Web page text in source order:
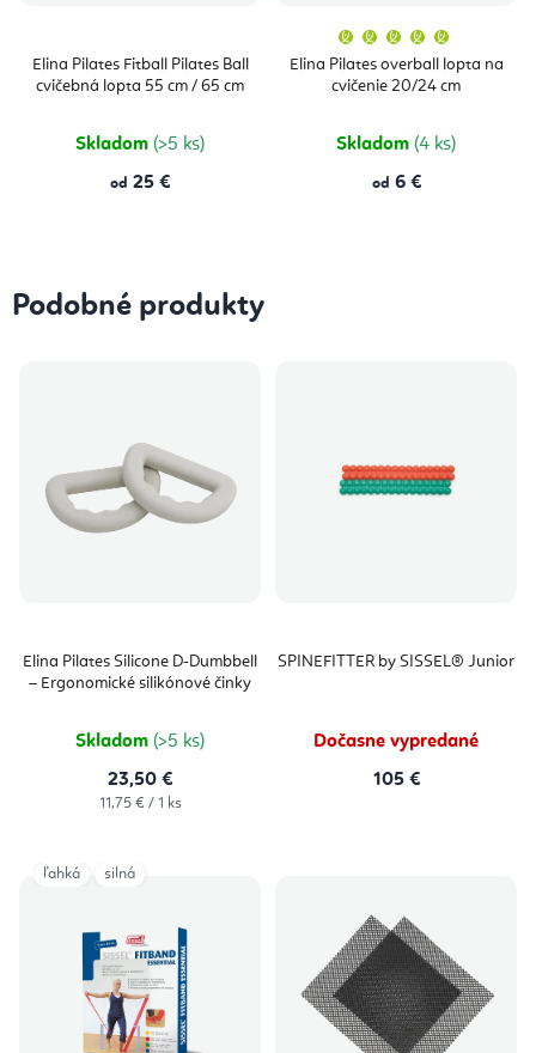
Elina Pilates Fitball Pilates Ball
cvičebná lopta 55 cm / 65 cm
Skladom (>5 ks)
od 25 €
Elina Pilates overball lopta na
cvičenie 20/24 cm
produktu
je
5,0
Skladom (4 ks)
od 6 €
Podobné produkty
Elina Pilates Silicone D-Dumbbell
– Ergonomické silikónové činky
Skladom (>5 ks)
23,50 €
Jednotková
11,75 € / 1 ks
SPINEFITTER by SISSEL® Junior
Dočasne vypredané
105 €
ľahká silná